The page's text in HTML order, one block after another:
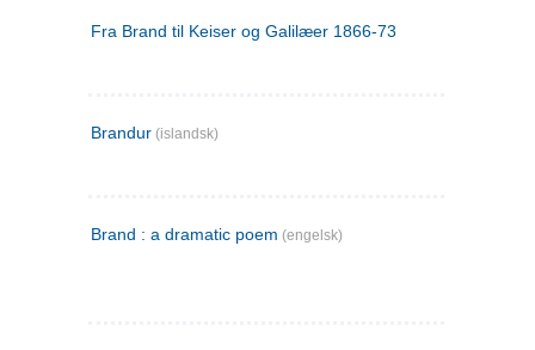
Fra Brand til Keiser og Galilæer 1866-73
Brandur (islandsk)
Brand : a dramatic poem (engelsk)